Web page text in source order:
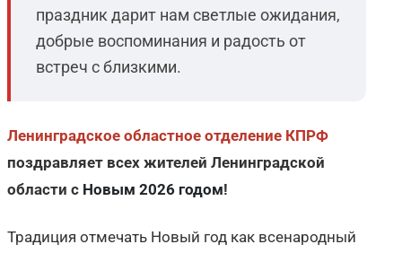
праздник дарит нам светлые ожидания,
добрые воспоминания и радость от
встреч с близкими.
Ленинградское областное отделение КПРФ
поздравляет всех жителей Ленинградской
области с Новым 2026 годом!
Традиция отмечать Новый год как всенародный